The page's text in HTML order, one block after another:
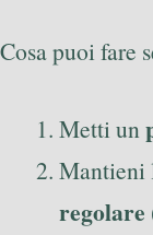
Cosa puoi fare
Metti un
Mantieni
regolare